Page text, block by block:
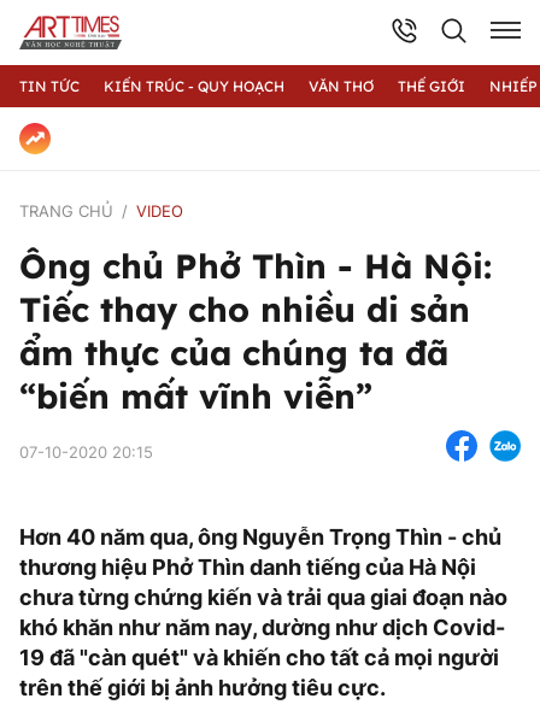
TIN TỨC KIẾN TRÚC - QUY HOẠCH VĂN THƠ THẾ GIỚI
TRANG CHỦ VIDEO
Ông chủ Phở Thìn - Hà Nội:
Tiếc thay cho nhiều di sản
ẩm thực của chúng ta đã
“biến mất vĩnh viễn”
07-10-2020 20:15
Hơn 40 năm qua, ông Nguyễn Trọng Thìn - chủ
thương hiệu Phở Thìn danh tiếng của Hà Nội
chưa từng chứng kiến và trải qua giai đoạn nào
khó khăn như năm nay, dường như dịch Covid-
19 đã "càn quét" và khiến cho tất cả mọi người
trên thế giới bị ảnh hưởng tiêu cực.